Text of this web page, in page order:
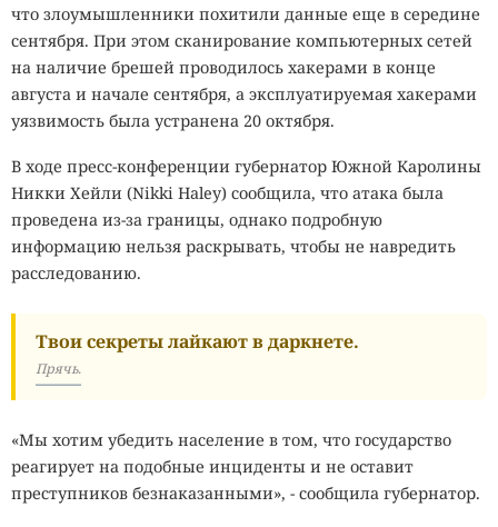
что злоумышленники похитили данные еще в середине
сентября. При этом сканирование компьютерных сетей
на наличие брешей проводилось хакерами в конце
августа и начале сентября, а эксплуатируемая хакерами
уязвимость была устранена 20 октября.
В ходе пресс-конференции губернатор Южной Каролины
Никки Хейли (Nikki Haley) сообщила, что атака была
проведена из-за границы, однако подробную
информацию нельзя раскрывать, чтобы не навредить
расследованию.
Твои секреты лайкают в даркнете.
Прячь.
«Мы хотим убедить население в том, что государство
реагирует на подобные инциденты и не оставит
преступников безнаказанными», - сообщила губернатор.